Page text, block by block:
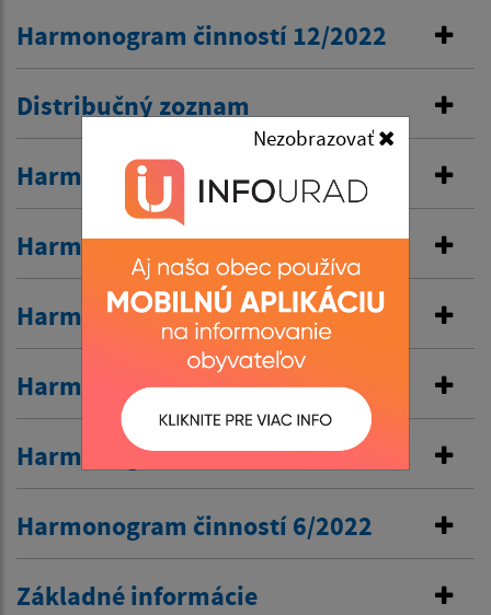
Nezobrazovať
Harmonogram činností 12/2022
Distribučný zoznam
Harmonogram činnosti 11/2022
Harmonogram činností 10/2022
Harmonogram činnosti 9/2022
Harmonogram činností 8/2022
Harmonogram činností 7/2022
Harmonogram činností 6/2022
Základné informácie